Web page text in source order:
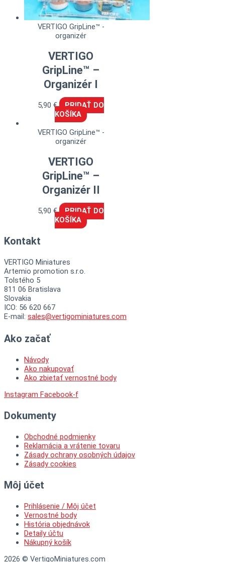
VERTIGO GripLine™ -
organizér
VERTIGO
GripLine™ –
Organizér I
5,90€
PRIDAŤ DO
KOŠÍKA
VERTIGO GripLine™ -
organizér
VERTIGO
GripLine™ –
Organizér II
5,90€
PRIDAŤ DO
KOŠÍKA
Kontakt
VERTIGO Miniatures
Artemio promotion s.r.o.
Tolstého 5
811 06 Bratislava
Slovakia
ICO: 56 620 667
E-mail: sales@vertigominiatures.com
Ako začať
Návody
Ako nakupovať
Ako zbietať vernostné body
Instagram Facebook-f
Dokumenty
Obchodné podmienky
Reklamácia a vrátenie tovaru
Zásady ochrany osobných údajov
Zásady cookies
Môj účet
Prihlásenie / Môj účet
Vernostné body
História objednávok
Detaily účtu
Nákupný košík
2026 © VertigoMiniatures.com